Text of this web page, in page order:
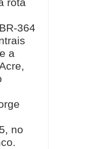
rota
364
a
no